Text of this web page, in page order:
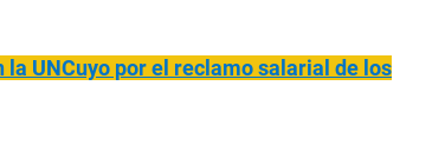
UNCuyo por el reclamo salarial de los